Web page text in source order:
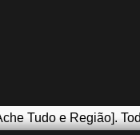
Tudo e Região].